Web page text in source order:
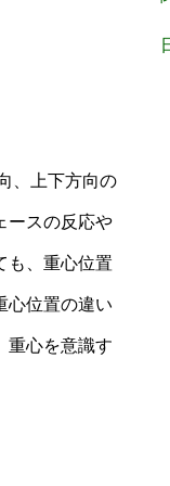
、上下方向の
ースの反応や
も、重心位置
心位置の違い
重心を意識す